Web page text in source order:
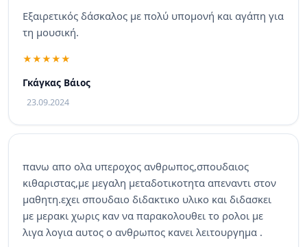
Εξαιρετικός δάσκαλος με πολύ υπομονή και αγάπη για
τη μουσική.
Γκάγκας Βάιος
23.09.2024
πανω απο ολα υπεροχος ανθρωπος,σπουδαιος
κιθαριστας,με μεγαλη μεταδοτικοτητα απεναντι στον
μαθητη.εχει σπουδαιο διδακτικο υλικο και διδασκει
με μερακι χωρις καν να παρακολουθει το ρολοι με
λιγα λογια αυτος ο ανθρωπος κανει λειτουργημα .